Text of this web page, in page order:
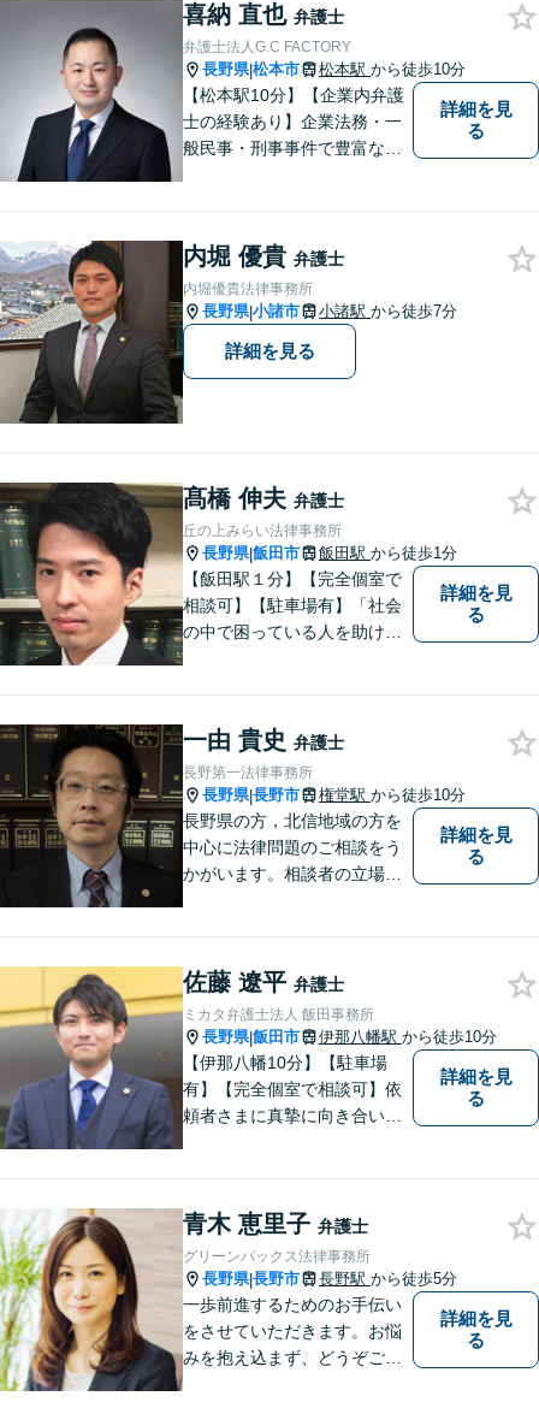
のようなことでも、お気軽に
ご相談ください。
喜納 直也 弁護士
弁護士法人G.C FACTORY
長野県|松本市 松本駅 から徒歩10分
【松本駅10分】【企業内弁護
士の経験あり】企業法務・一
般民事・刑事事件で豊富な実
供します。
詳細を見
る
内堀 優貴 弁護士
内堀優貴法律事務所
長野県|小諸市 小諸駅 から徒歩7分
詳細を見る
髙橋 伸夫 弁護士
丘の上みらい法律事務所
長野県|飯田市 飯田駅 から徒歩1分
【飯田駅１分】【完全個室で
相談可】【駐車場有】「社会
の中で困っている人を助けた
であることを心がけ、誠実
に、そして丁寧に対応してい
きます。
詳細を見
る
一由 貴史 弁護士
長野第一法律事務所
長野県|長野市 権堂駅 から徒歩10分
長野県の方，北信地域の方を
中心に法律問題のご相談をう
かがいます。相談者の立場を
詳細を見
る
佐藤 遼平 弁護士
ミカタ弁護士法人 飯田事務所
長野県|飯田市 伊那八幡駅 から徒歩10分
【伊那八幡10分】【駐車場
有】【完全個室で相談可】依
頼者さまに真摯に向き合い、
は日本全国です。 遠方の方は
Web面談や電話でのご連絡が
可能です。
詳細を見
る
青木 恵里子 弁護士
グリーンバックス法律事務所
長野県|長野市 長野駅 から徒歩5分
一歩前進するためのお手伝い
をさせていただきます。お悩
みを抱え込まず、どうぞご相
詳細を見
る